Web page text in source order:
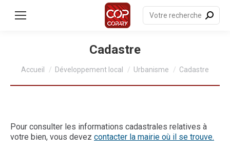
principal
Recherche
:
Cadastre
Accueil Développement local Urbanisme Cadastre
Pour consulter les informations cadastrales relatives à
votre bien, vous devez contacter la mairie où il se trouve.